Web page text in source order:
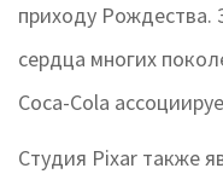
приходу Рождества.
сердца многих
Coca-Cola
Студия Pixar также